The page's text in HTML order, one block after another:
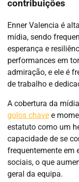
contribuições
Enner Valencia é
mídia, sendo
esperança e
performances em
admiração, e ele é
de trabalho e
A cobertura da
golos chave e
estatuto como um
capacidade de se
frequentemente em
sociais, o que
geral da equipa.